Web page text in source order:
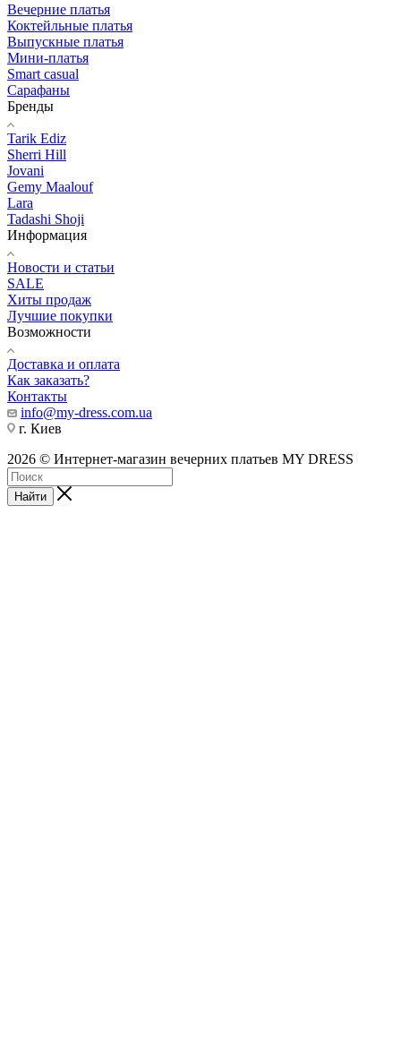
Вечерние платья
Коктейльные платья
Выпускные платья
Мини-платья
Smart casual
Сарафаны
Бренды
Tarik Ediz
Sherri Hill
Jovani
Gemy Maalouf
Lara
Tadashi Shoji
Информация
Новости и статьи
SALE
Хиты продаж
Лучшие покупки
Возможности
Доставка и оплата
Как заказать?
Контакты
info@my-dress.com.ua
г. Киев
2026 © Интернет-магазин вечерних платьев MY DRESS
Найти